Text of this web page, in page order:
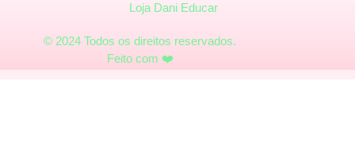
Loja Dani Educar
© 2024 Todos os direitos reservados.
Feito com ❤️